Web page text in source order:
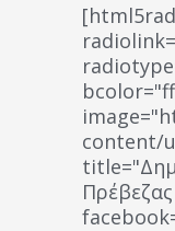
content/